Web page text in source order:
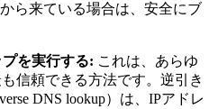
ら来ている場合は、安全にブ
を実行する: これは、あらゆ
信頼できる方法です。逆引き
DNS lookup）は、IPアドレ